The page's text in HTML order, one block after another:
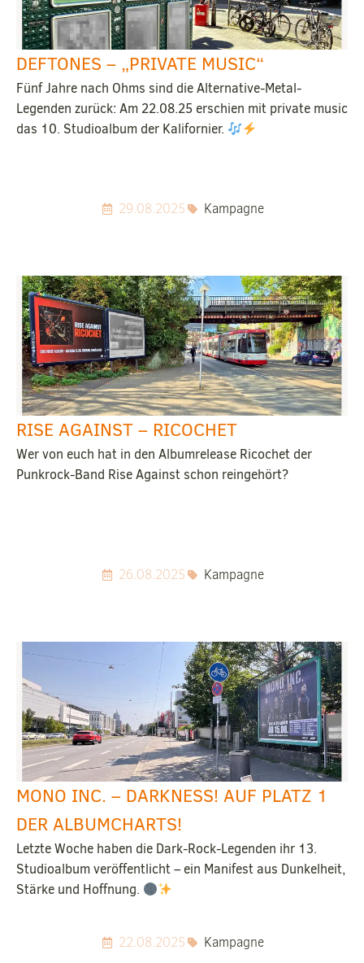
DEFTONES – „PRIVATE MUSIC“
Fünf Jahre nach Ohms sind die Alternative-Metal-
Legenden zurück: Am 22.08.25 erschien mit private music
das 10. Studioalbum der Kalifornier.
29.08.2025 Kampagne
RISE AGAINST – RICOCHET
Wer von euch hat in den Albumrelease Ricochet der
Punkrock-Band Rise Against schon reingehört?
26.08.2025 Kampagne
MONO INC. – DARKNESS! AUF PLATZ 1
DER ALBUMCHARTS!
Letzte Woche haben die Dark-Rock-Legenden ihr 13.
Studioalbum veröffentlicht – ein Manifest aus Dunkelheit,
Stärke und Hoffnung.
22.08.2025 Kampagne